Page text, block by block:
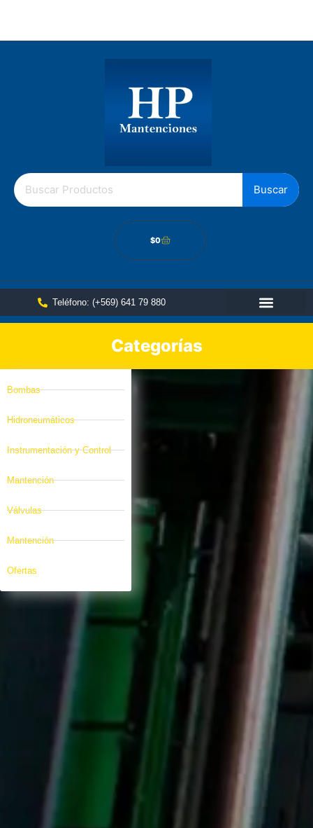
Buscar
$0
Teléfono: (+569) 641 79 880
Categorías
Bombas
Hidroneumáticos
Instrumentación y Control
Mantención
Válvulas
Mantención
Ofertas